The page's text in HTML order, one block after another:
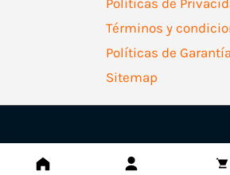
Términos y
Políticas de Garantía
Sitemap